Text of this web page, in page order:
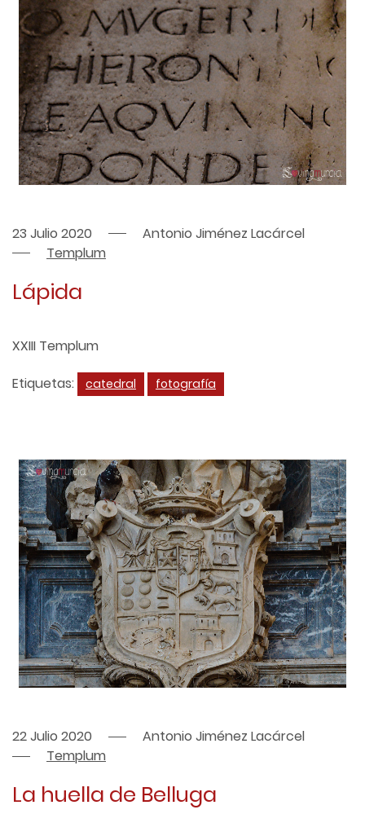
23 Julio 2020
Antonio Jiménez Lacárcel
Templum
Lápida
XXIII Templum
Etiquetas:
catedral fotografía
22 Julio 2020
Antonio Jiménez Lacárcel
Templum
La huella de Belluga